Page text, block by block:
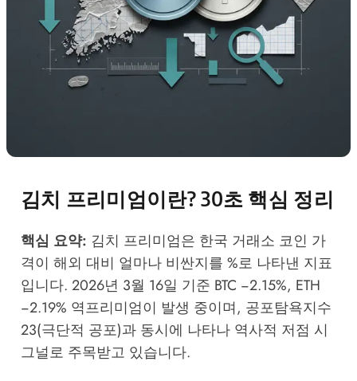
김치 프리미엄이란? 30초 핵심 정리
핵심 요약: 김치 프리미엄은 한국 거래소 코인 가
격이 해외 대비 얼마나 비싼지를 %로 나타낸 지표
입니다. 2026년 3월 16일 기준 BTC −2.15%, ETH
−2.19% 역프리미엄이 발생 중이며, 공포탐욕지수
23(극단적 공포)과 동시에 나타나 역사적 저점 시
그널로 주목받고 있습니다.